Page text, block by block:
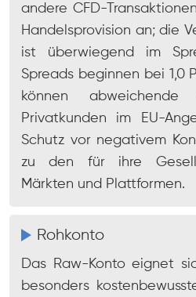
andere CFD-
Handelsprovision an; die
ist überwiegend im
Spreads beginnen bei 1,0
können abweichende
Privatkunden im EU-
Schutz vor negativem
zu den für ihre
Märkten und Plattformen.
Rohkonto
Das Raw-Konto eignet
besonders